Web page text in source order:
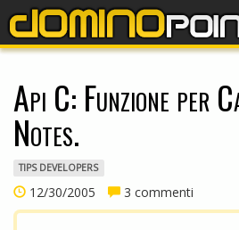
Api C: Funzione per
Notes.
TIPS DEVELOPERS
12/30/2005 3 commenti